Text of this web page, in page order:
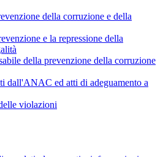
della corruzione e della
e la repressione della
della prevenzione della corruzione
dall'ANAC ed atti di adeguamento a
violazioni